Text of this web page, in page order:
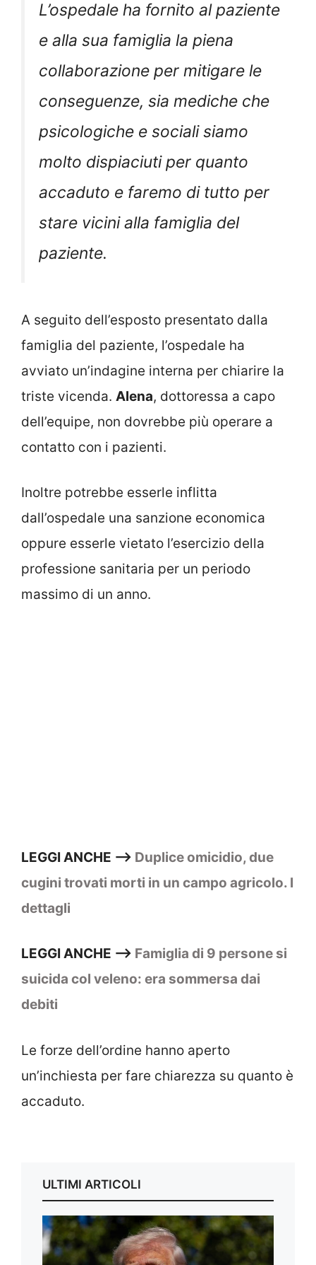
L’ospedale ha fornito al paziente
e alla sua famiglia la piena
collaborazione per mitigare le
conseguenze, sia mediche che
psicologiche e sociali siamo
molto dispiaciuti per quanto
accaduto e faremo di tutto per
stare vicini alla famiglia del
paziente.
A seguito dell’esposto presentato dalla
famiglia del paziente, l’ospedale ha
avviato un’indagine interna per chiarire la
triste vicenda. Alena, dottoressa a capo
dell’equipe, non dovrebbe più operare a
contatto con i pazienti.
Inoltre potrebbe esserle inflitta
dall’ospedale una sanzione economica
oppure esserle vietato l’esercizio della
professione sanitaria per un periodo
massimo di un anno.
LEGGI ANCHE —> Duplice omicidio, due
cugini trovati morti in un campo agricolo. I
dettagli
LEGGI ANCHE —> Famiglia di 9 persone si
suicida col veleno: era sommersa dai
debiti
Le forze dell’ordine hanno aperto
un’inchiesta per fare chiarezza su quanto è
accaduto.
ULTIMI ARTICOLI